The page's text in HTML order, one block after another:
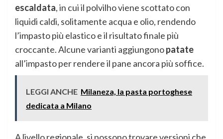
escaldata, in cui il polvilho viene scottato con
liquidi caldi, solitamente acqua e olio, rendendo
l’impasto più elastico e il risultato finale più
croccante. Alcune varianti aggiungonopatate
all’impasto per rendere il pane ancora più soffice.
LEGGI ANCHE Milaneza, la pasta portoghese
dedicata a Milano